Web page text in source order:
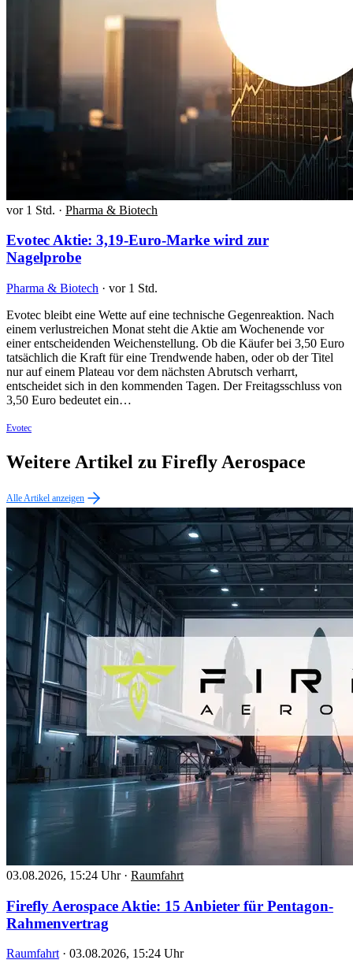
vor 1 Std. · Pharma & Biotech
Evotec Aktie: 3,19-Euro-Marke wird zur
Nagelprobe
Pharma & Biotech · vor 1 Std.
Evotec bleibt eine Wette auf eine technische Gegenreaktion. Nach
einem verlustreichen Monat steht die Aktie am Wochenende vor
einer entscheidenden Weichenstellung. Ob die Käufer bei 3,50 Euro
tatsächlich die Kraft für eine Trendwende haben, oder ob der Titel
nur auf einem Plateau vor dem nächsten Abrutsch verharrt,
entscheidet sich in den kommenden Tagen. Der Freitagsschluss von
3,50 Euro bedeutet ein…
Evotec
Weitere Artikel zu Firefly Aerospace
Alle Artikel anzeigen
03.08.2026, 15:24 Uhr · Raumfahrt
Firefly Aerospace Aktie: 15 Anbieter für Pentagon-
Rahmenvertrag
Raumfahrt · 03.08.2026, 15:24 Uhr